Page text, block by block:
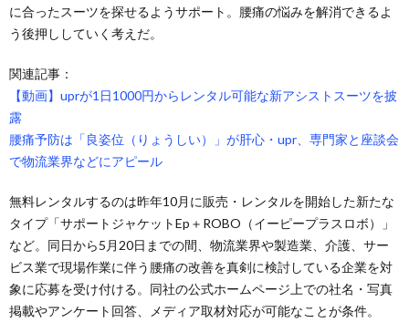
に合ったスーツを探せるようサポート。腰痛の悩みを解消できるよ
う後押ししていく考えだ。
関連記事：
【動画】uprが1日1000円からレンタル可能な新アシストスーツを披
露
腰痛予防は「良姿位（りょうしい）」が肝心・upr、専門家と座談会
で物流業界などにアピール
無料レンタルするのは昨年10月に販売・レンタルを開始した新たな
タイプ「サポートジャケットEp＋ROBO（イーピープラスロボ）」
など。同日から5月20日までの間、物流業界や製造業、介護、サー
ビス業で現場作業に伴う腰痛の改善を真剣に検討している企業を対
象に応募を受け付ける。同社の公式ホームページ上での社名・写真
掲載やアンケート回答、メディア取材対応が可能なことが条件。